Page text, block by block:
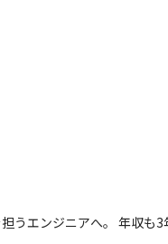
エンジニアへ。 年収も3